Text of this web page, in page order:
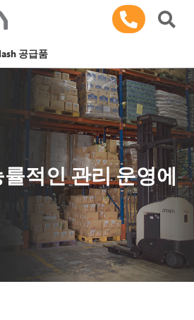
공급품
률적인 관리 운영에